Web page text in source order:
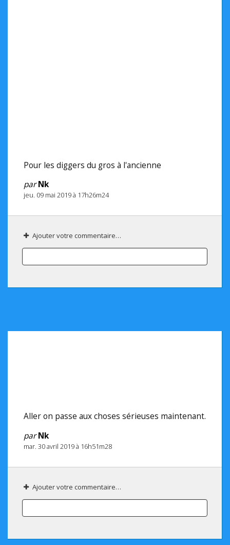
Pour les diggers du gros à l'ancienne
parNk
jeu. 09 mai 2019 à 17h26m24
Ajouter votre commentaire…
Aller on passe aux choses sérieuses maintenant.
parNk
mar. 30 avril 2019 à 16h51m28
Ajouter votre commentaire…